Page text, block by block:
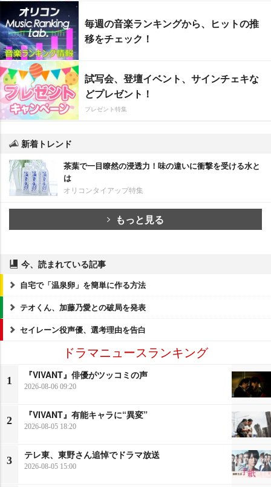
毎週の音楽ランキングから、ヒットの推
移をチェック！
試写会、登壇イベント、サインチェキな
どプレゼント！
プレゼント特集
新着トレンド
茶葉で一目瞭然の浸透力！味の違いに衝撃を受ける水と
は
オリコンタイアップ特集
もっと見る
今、読まれている記事
自宅で「温泉卵」を簡単に作る方法
テオくん、加藤乃愛との破局を発表
セイレーン役声優、選考理由を告白
ドラマニュースランキング
1
『VIVANT』俳優がツッコミの声
2026-08-06 09:20
2
『VIVANT』有能キャラに“異変”
2026-08-05 18:20
3
テレ東、東野さん追悼でドラマ放送
2026-08-05 15:00